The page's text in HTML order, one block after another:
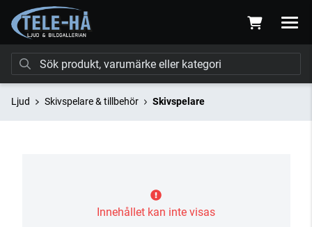
Ljud Skivspelare & tillbehör Skivspelare
Innehållet kan inte visas